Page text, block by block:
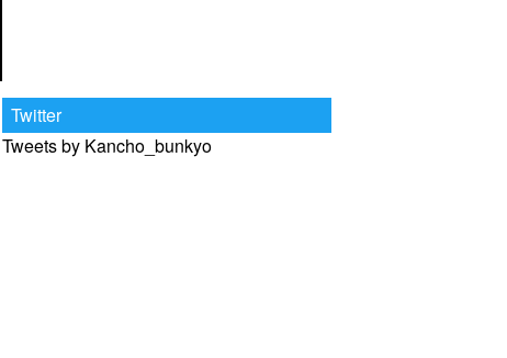
Twitter
Tweets by Kancho_bunkyo